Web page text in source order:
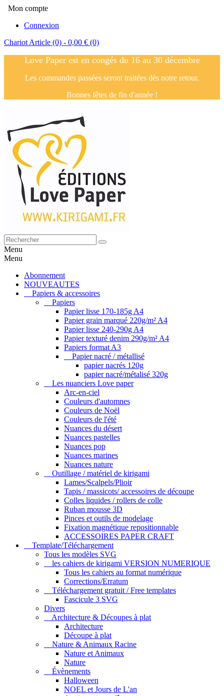
Mon compte
Connexion
Chariot Article (0) - 0,00 € (0)
Love Paper est en congés du 16 au 30 décembre
Les commandes passées seront traitées dès notre retour.
Bonnes fêtes de fin d'année !
Menu
Menu
Abonnement
NOUVEAUTES
Papiers & accessoires
Papiers
Papier lisse 170-185g A4
Papier grain marqué 220g/m² A4
Papier lisse 240-290g A4
Papier texturé denim 290g/m² A4
Papiers format A3
Papier nacré / métallisé
papier nacrés 120g
papier nacré/métalisé 320g
Les nuanciers Love paper
Arc-en-ciel
Couleurs d'automnes
Couleurs de Noël
Couleurs de l'été
Nuances du désert
Nuances pastelles
Nuances pop
Nuances marines
Nuances nature
Outillage / matériel de kirigami
Lames/Scalpels/Plioir
Tapis / massicots/ accessoires de découpe
Colles liquides / rollers de colle
Ruban mousse 3D
Pinces et outils de modelage
Fixation magnétique repositionnable
ACCESSOIRES PAPER CRAFT
Template/Téléchargement
Tous les modèles SVG
les cahiers de kirigami VERSION NUMERIQUE
Tous les cahiers au format numérique
Corrections/Erratum
Téléchargement gratuit / Free templates
Fascicule 3 SVG
Divers
Architecture & Découpes à plat
Architecture
Découpe à plat
Nature & Animaux Racine
Nature et Animaux
Nature
Évènements
Halloween
NOEL et Jours de L'an